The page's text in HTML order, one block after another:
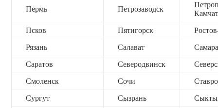
Пермь Петрозаводск
Псков Пятигорск
Рязань Салават Самара
Саратов Северодвинск
Смоленск Сочи
Сургут Сызрань